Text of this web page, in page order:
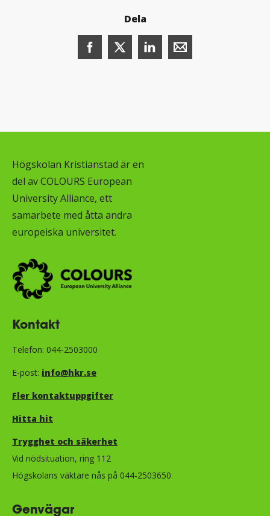
Dela
Dela denna sida
Dela denna sida på
Dela denna sida på X (öppnas i
Dela denna sida på Facebook (öppnas
Högskolan Kristianstad är en
del av COLOURS European
University Alliance, ett
samarbete med åtta andra
europeiska universitet.
Kontakt
Telefon: 044-2503000
E-post: info@hkr.se
Fler kontaktuppgifter
Hitta hit
Trygghet och säkerhet​​​​​​​​​​​
Vid nödsituation, ring 112
Högskolans väktare nås på 044-2503650
Genvägar